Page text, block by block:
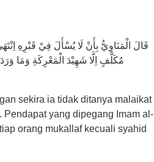
قَالَ الْمَنَاوِيُّ بِأَنْ لَا يُسْأَلَ فِيْ قَبْرِهِ
مُكَلَّفٍ اِلَّا شَهِيْدَ الْمَعْرِكَةِ وَمَا
sekira ia tidak ditanya malaikat
yang dipegang Imam al-
orang mukallaf kecuali syahid